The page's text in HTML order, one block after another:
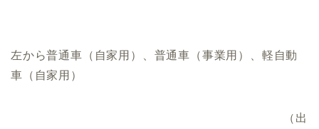
左から普通車（自家用）、普通車（事業用）、軽自動
車（自家用）
（出